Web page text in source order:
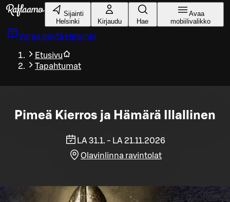
Siirry pääsisältöön
Sijainti
Helsinki
Kirjaudu Hae
Avaa
mobiilivalikko
Varaa pöytä Helsinki
Etusivu
Tapahtumat
Pimeä Kierros ja Hämärä Illallinen
LA 31.1. - LA 21.11.2026
Olavinlinna ravintolat